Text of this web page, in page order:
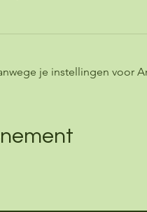
je instellingen voor